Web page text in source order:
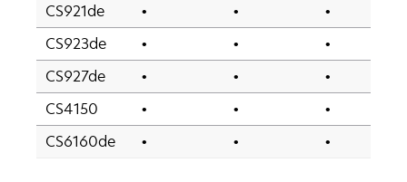
CS921de
• •
•
CS923de
• •
•
CS927de
• •
•
CS4150
• •
•
CS6160de
• • •